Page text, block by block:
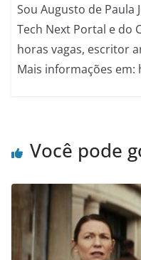
Sou Augusto de Paula
Tech Next Portal e do
horas vagas, escritor
Mais informações
Você pode